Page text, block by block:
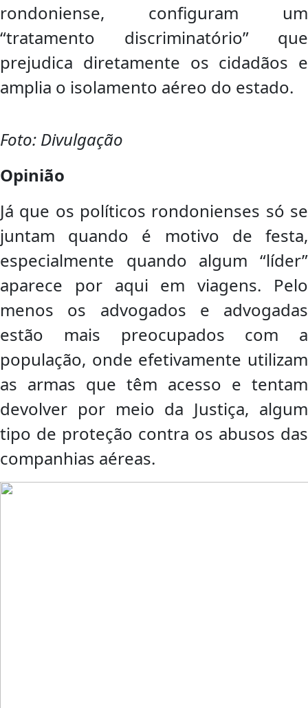
rondoniense, configuram um
“tratamento discriminatório” que
prejudica diretamente os cidadãos e
amplia o isolamento aéreo do estado.
Foto: Divulgação
Opinião
Já que os políticos rondonienses só se
juntam quando é motivo de festa,
especialmente quando algum “líder”
aparece por aqui em viagens. Pelo
menos os advogados e advogadas
estão mais preocupados com a
população, onde efetivamente utilizam
as armas que têm acesso e tentam
devolver por meio da Justiça, algum
tipo de proteção contra os abusos das
companhias aéreas.